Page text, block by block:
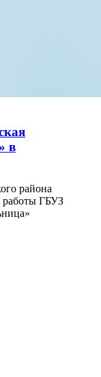
в
района
ГБУЗ